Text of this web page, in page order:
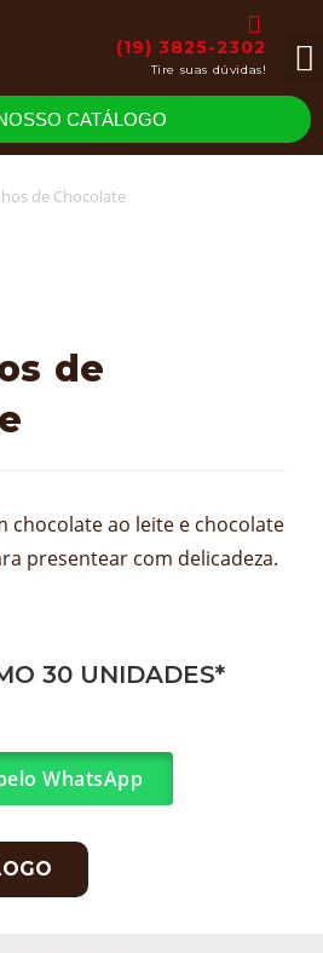
(19) 3825-2302
Tire suas dúvidas!
CATÁLOGO
de Chocolate
de
chocolate ao leite e chocolate
presentear com delicadeza.
30 UNIDADES*
WhatsApp